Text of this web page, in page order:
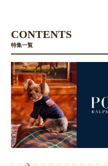
CONTENTS
特集一覧